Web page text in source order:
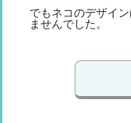
でもネコのデザイ
ませんでした。